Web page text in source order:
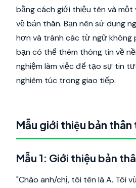
bằng cách giới thiệu tên và
về bản thân. Bạn nên sử dụng
hơn và tránh các từ ngữ không
bạn có thể thêm thông tin về
nghiệm làm việc để tạo sự tin
nghiêm túc trong giao tiếp.
Mẫu giới thiệu bản thân
Mẫu 1: Giới thiệu bản
"Chào anh/chị, tôi tên là A. Tôi